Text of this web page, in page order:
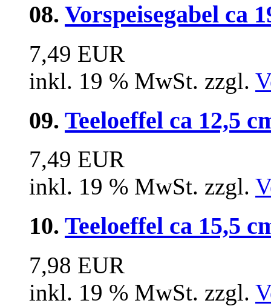
08. Vorspeisegabel ca
7,49 EUR
inkl. 19 % MwSt. zzgl.
09. Teeloeffel ca 12,5
7,49 EUR
inkl. 19 % MwSt. zzgl.
10. Teeloeffel ca 15,5
7,98 EUR
inkl. 19 % MwSt. zzgl.